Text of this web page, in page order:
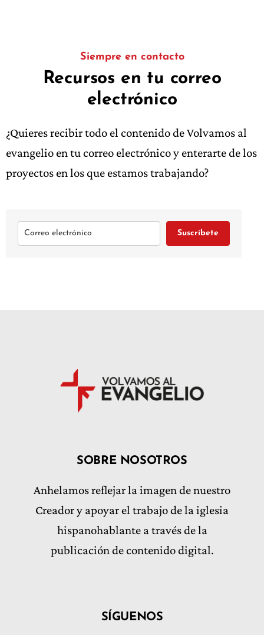
Siempre en contacto
Recursos en tu correo
electrónico
¿Quieres recibir todo el contenido de Volvamos al
evangelio en tu correo electrónico y enterarte de los
proyectos en los que estamos trabajando?
Suscríbete
SOBRE NOSOTROS
Anhelamos reflejar la imagen de nuestro
Creador y apoyar el trabajo de la iglesia
hispanohablante a través de la
publicación de contenido digital.
SÍGUENOS